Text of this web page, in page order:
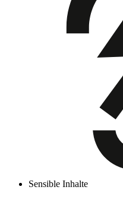
Sensible Inhalte